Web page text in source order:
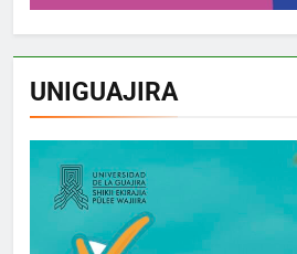
UNIGUAJIRA